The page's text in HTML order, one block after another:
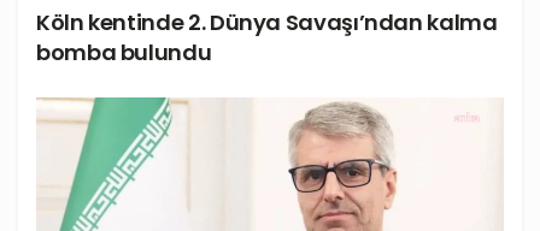
Köln kentinde 2. Dünya Savaşı’ndan kalma
bomba bulundu